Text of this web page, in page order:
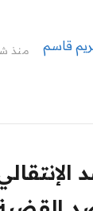
قاسم منذ